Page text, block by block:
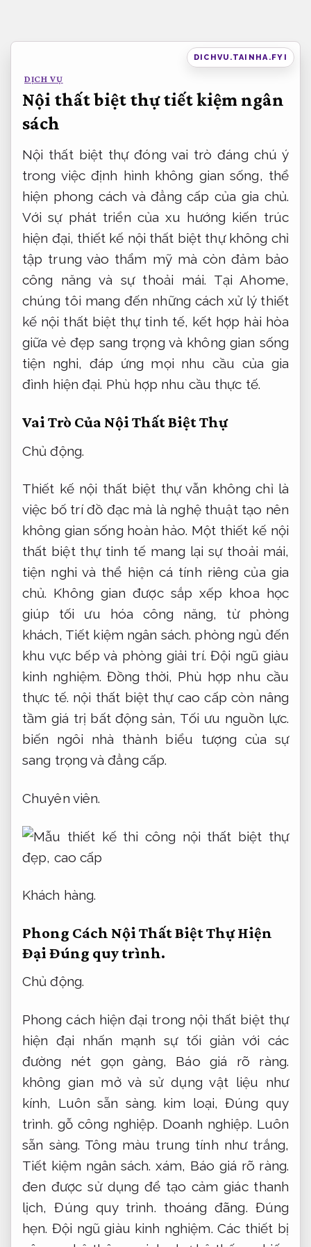
dung
DICHVU.TAINHA.FYI
DỊCH VỤ
Nội thất biệt thự tiết kiệm ngân
sách
Nội thất biệt thự đóng vai trò đáng chú ý
trong việc định hình không gian sống, thể
hiện phong cách và đẳng cấp của gia chủ.
Với sự phát triển của xu hướng kiến trúc
hiện đại, thiết kế nội thất biệt thự không chỉ
tập trung vào thẩm mỹ mà còn đảm bảo
công năng và sự thoải mái. Tại Ahome,
chúng tôi mang đến những cách xử lý thiết
kế nội thất biệt thự tinh tế, kết hợp hài hòa
giữa vẻ đẹp sang trọng và không gian sống
tiện nghi, đáp ứng mọi nhu cầu của gia
đình hiện đại. Phù hợp nhu cầu thực tế.
Vai Trò Của Nội Thất Biệt Thự
Chủ động.
Thiết kế nội thất biệt thự vẫn không chỉ là
việc bố trí đồ đạc mà là nghệ thuật tạo nên
không gian sống hoàn hảo. Một thiết kế nội
thất biệt thự tinh tế mang lại sự thoải mái,
tiện nghi và thể hiện cá tính riêng của gia
chủ. Không gian được sắp xếp khoa học
giúp tối ưu hóa công năng, từ phòng
khách, Tiết kiệm ngân sách. phòng ngủ đến
khu vực bếp và phòng giải trí.Đội ngũ giàu
kinh nghiệm. Đồng thời, Phù hợp nhu cầu
thực tế. nội thất biệt thự cao cấp còn nâng
tầm giá trị bất động sản, Tối ưu nguồn lực.
biến ngôi nhà thành biểu tượng của sự
sang trọng và đẳng cấp.
Chuyên viên.
Khách hàng.
Phong Cách Nội Thất Biệt Thự Hiện
Đại Đúng quy trình.
Chủ động.
Phong cách hiện đại trong nội thất biệt thự
hiện đại nhấn mạnh sự tối giản với các
đường nét gọn gàng, Báo giá rõ ràng.
không gian mở và sử dụng vật liệu như
kính, Luôn sẵn sàng. kim loại,Đúng quy
trình. gỗ công nghiệp. Doanh nghiệp. Luôn
sẵn sàng. Tông màu trung tính như trắng,
Tiết kiệm ngân sách. xám, Báo giá rõ ràng.
đen được sử dụng để tạo cảm giác thanh
lịch,Đúng quy trình. thoáng đãng. Đúng
hẹn. Đội ngũ giàu kinh nghiệm. Các thiết bị